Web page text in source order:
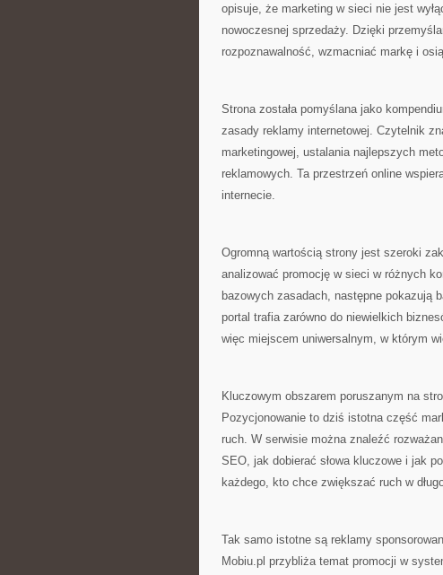
opisuje, że marketing w sieci nie jest
nowoczesnej sprzedaży. Dzięki
rozpoznawalność, wzmacniać markę i
Strona została pomyślana jako
zasady reklamy internetowej. Czytelnik
marketingowej, ustalania najlepszych
reklamowych. Ta przestrzeń online
internecie.
Ogromną wartością strony jest szeroki
analizować promocję w sieci w różnych
bazowych zasadach, następne pokazują
portal trafia zarówno do niewielkich
więc miejscem uniwersalnym, w którym
Kluczowym obszarem poruszanym na
Pozycjonowanie to dziś istotna część
ruch. W serwisie można znaleźć
SEO, jak dobierać słowa kluczowe i jak
każdego, kto chce zwiększać ruch w
Tak samo istotne są reklamy
Mobiu.pl przybliża temat promocji w